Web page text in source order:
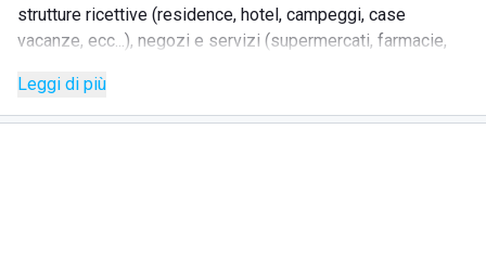
strutture ricettive (residence, hotel, campeggi, case
vacanze, ecc...), negozi e servizi (supermercati, farmacie,
offre area giochi, animazione, bar, ristorante, servizi igienici,
docce calde e fredde, rete WiFi. Gli amanti dello sport
Leggi di più